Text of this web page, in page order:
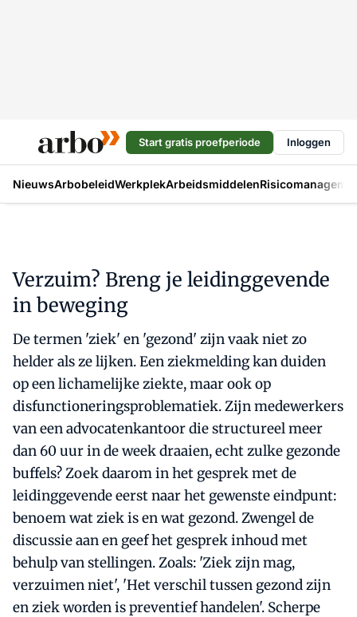
Start gratis proefperiode Inloggen
NieuwsArbobeleidWerkplekArbeidsmiddelen
Verzuim? Breng je leidinggevende
in beweging
De termen 'ziek' en 'gezond' zijn vaak niet zo
helder als ze lijken. Een ziekmelding kan duiden
op een lichamelijke ziekte, maar ook op
disfunctioneringsproblematiek. Zijn medewerkers
van een advocatenkantoor die structureel meer
dan 60 uur in de week draaien, echt zulke gezonde
buffels? Zoek daarom in het gesprek met de
leidinggevende eerst naar het gewenste eindpunt:
benoem wat ziek is en wat gezond. Zwengel de
discussie aan en geef het gesprek inhoud met
behulp van stellingen. Zoals: 'Ziek zijn mag,
verzuimen niet', 'Het verschil tussen gezond zijn
en ziek worden is preventief handelen'. Scherpe